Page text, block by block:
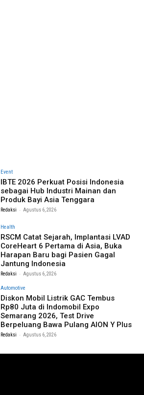
Event
IBTE 2026 Perkuat Posisi Indonesia
sebagai Hub Industri Mainan dan
Produk Bayi Asia Tenggara
Redaksi - Agustus 6, 2026
Health
RSCM Catat Sejarah, Implantasi LVAD
CoreHeart 6 Pertama di Asia, Buka
Harapan Baru bagi Pasien Gagal
Jantung Indonesia
Redaksi - Agustus 6, 2026
Automotive
Diskon Mobil Listrik GAC Tembus
Rp80 Juta di Indomobil Expo
Semarang 2026, Test Drive
Berpeluang Bawa Pulang AION Y Plus
Redaksi - Agustus 6, 2026